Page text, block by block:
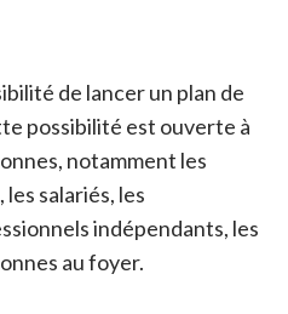
de lancer un plan de
possibilité est ouverte à
notamment les
salariés, les
indépendants, les
au foyer.